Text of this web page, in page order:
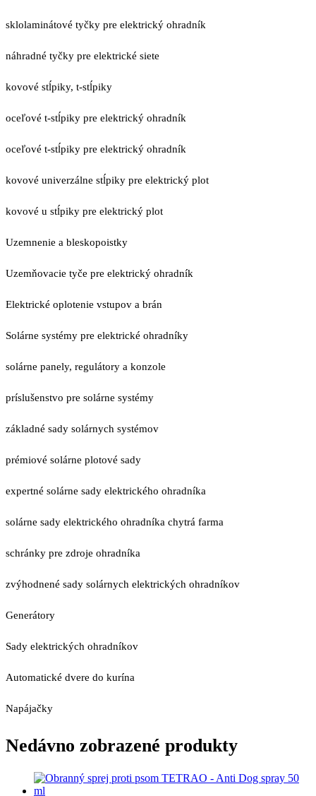
sklolaminátové tyčky pre elektrický ohradník
náhradné tyčky pre elektrické siete
kovové stĺpiky, t-stĺpiky
oceľové t-stĺpiky pre elektrický ohradník
oceľové t-stĺpiky pre elektrický ohradník
kovové univerzálne stĺpiky pre elektrický plot
kovové u stĺpiky pre elektrický plot
Uzemnenie a bleskopoistky
Uzemňovacie tyče pre elektrický ohradník
Elektrické oplotenie vstupov a brán
Solárne systémy pre elektrické ohradníky
solárne panely, regulátory a konzole
príslušenstvo pre solárne systémy
základné sady solárnych systémov
prémiové solárne plotové sady
expertné solárne sady elektrického ohradníka
solárne sady elektrického ohradníka chytrá farma
schránky pre zdroje ohradníka
zvýhodnené sady solárnych elektrických ohradníkov
Generátory
Sady elektrických ohradníkov
Automatické dvere do kurína
Napájačky
Nedávno zobrazené produkty